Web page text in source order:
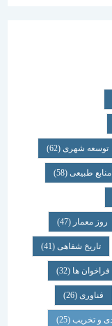
شهری(62)
(58)
(47)
شفاهی (41)
ها (32)
(26)
(25)